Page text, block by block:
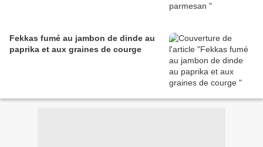
Fekkas fumé au jambon de dinde au
paprika et aux graines de courge